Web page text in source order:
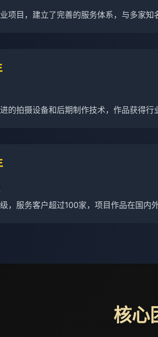
项目，建立了完善的服务体系，与多家知
的拍摄设备和后期制作技术，作品获得行
，服务客户超过100家，项目作品在国内
核心